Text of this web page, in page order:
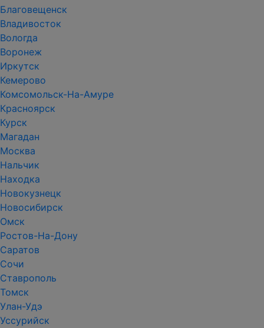
Благовещенск
Владивосток
Вологда
Воронеж
Иркутск
Кемерово
Комсомольск-На-Амуре
Красноярск
Курск
Магадан
Москва
Нальчик
Находка
Новокузнецк
Новосибирск
Омск
Ростов-На-Дону
Саратов
Сочи
Ставрополь
Томск
Улан-Удэ
Уссурийск